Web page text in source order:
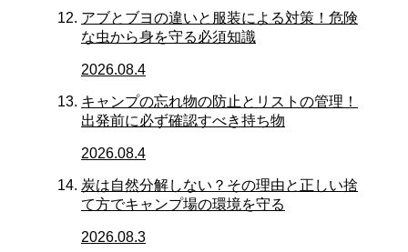
アブとブヨの違いと服装による対策！危険
な虫から身を守る必須知識
2026.08.4
キャンプの忘れ物の防止とリストの管理！
出発前に必ず確認すべき持ち物
2026.08.4
炭は自然分解しない？その理由と正しい捨
て方でキャンプ場の環境を守る
2026.08.3